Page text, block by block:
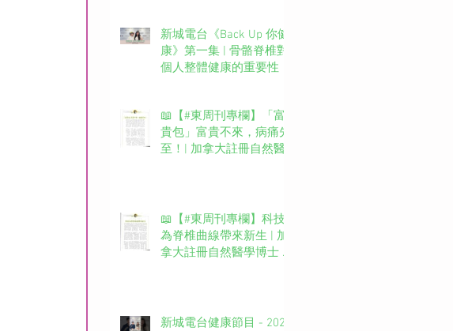
新城電台《Back Up 你健
康》第一集 | 骨骼脊椎對
個人整體健康的重要性
📖【#東周刊專欄】「富
貴包」富貴不來，病痛先
至！| 加拿大註冊自然醫
📖【#東周刊專欄】科技
為脊椎曲線帶來新生 | 加
拿大註冊自然醫學博士 #
新城電台健康節目 - 2025